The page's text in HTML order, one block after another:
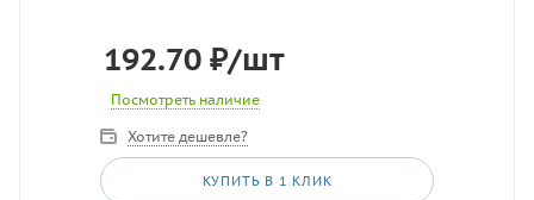
192.70 ₽/шт
Посмотреть наличие
Хотите дешевле?
КУПИТЬ В 1 КЛИК